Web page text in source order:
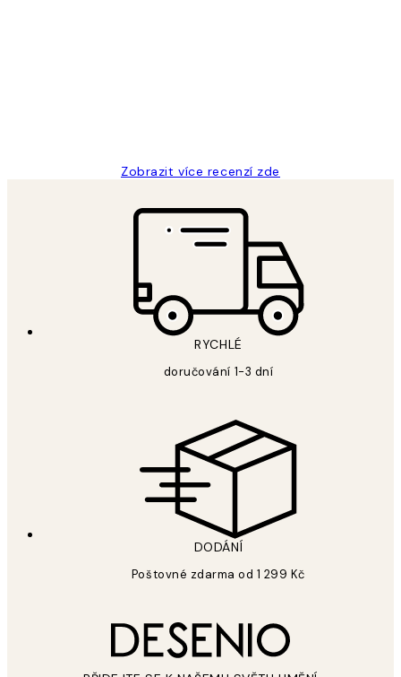
Zobrazit více recenzí zde
RYCHLÉ
doručování 1-3 dní
DODÁNÍ
Poštovné zdarma od 1 299 Kč